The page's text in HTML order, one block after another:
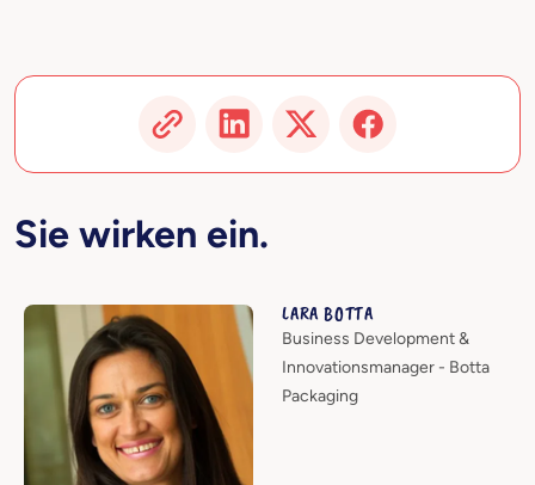
Sie wirken ein.
LARA BOTTA
Business Development &
Innovationsmanager - Botta
Packaging